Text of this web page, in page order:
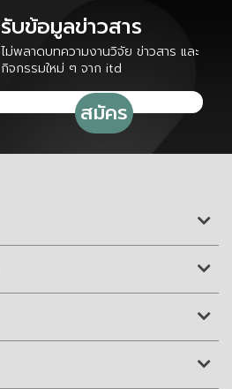
รับข้อมูลข่าวสาร
ไม่พลาดบทความงานวิจัย ข่าวสาร และ
กิจกรรมใหม่ ๆ จาก itd